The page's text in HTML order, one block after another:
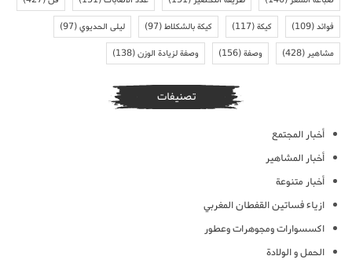
فوائد(109) كيكة(117) كيكة بالشكلاط(97) ليلى الحديوي(97)
مشاهير(428) وصفة(156) وصفة لزيادة الوزن(138)
تصنيفات
أخبار المجتمع
أخبار المشاهير
أخبار متنوعة
ازياء فساتين القفطان المغربي
اكسسوارات ومجوهرات وعطور
الحمل و الولادة